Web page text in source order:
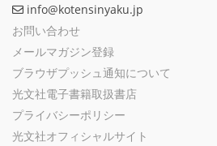
info@kotensinyaku.jp
お問い合わせ
メールマガジン登録
ブラウザプッシュ通知について
光文社電子書籍取扱書店
プライバシーポリシー
光文社オフィシャルサイト